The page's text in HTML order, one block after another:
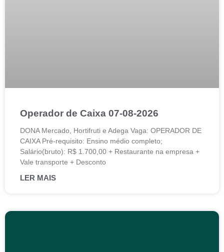
Operador de Caixa 07-08-2026
DONA Mercado, Hortifruti e Adega Vaga: OPERADOR DE
CAIXA Pré-requisito: Ensino médio completo;
Salário(bruto): R$ 1.700,00 + Restaurante na empresa +
Vale transporte + Desconto
LER MAIS